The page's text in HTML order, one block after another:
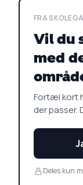
FRA
Vil du
med
Fortæl kort
der passer.
Deles kun